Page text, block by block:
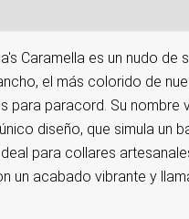
Caramella es un nudo de
el más colorido de
para paracord. Su nombre
diseño, que simula un
para collares
un acabado vibrante y